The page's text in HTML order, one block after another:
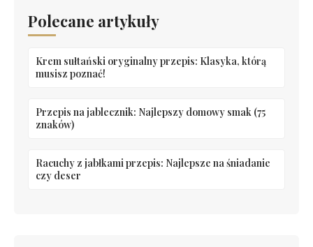
Polecane artykuły
Krem sułtański oryginalny przepis: Klasyka, którą
musisz poznać!
Przepis na jablecznik: Najlepszy domowy smak (75
znaków)
Racuchy z jabłkami przepis: Najlepsze na śniadanie
czy deser